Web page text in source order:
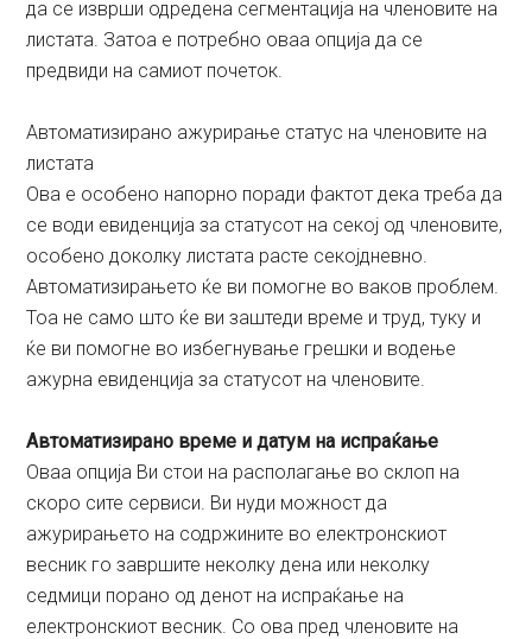
да се изврши одредена сегментација на членовите на
листата. Затоа е потребно оваа опција да се
предвиди на самиот почеток.
Автоматизирано ажурирање статус на членовите на
листата
Ова е особено напорно поради фактот дека треба да
се води евиденција за статусот на секој од членовите,
особено доколку листата расте секојдневно.
Автоматизирањето ќе ви помогне во ваков проблем.
Тоа не само што ќе ви заштеди време и труд, туку и
ќе ви помогне во избегнување грешки и водење
ажурна евиденција за статусот на членовите.
Автоматизирано време и датум на испраќање
Оваа опција Ви стои на располагање во склоп на
скоро сите сервиси. Ви нуди можност да
ажурирањето на содржините во електронскиот
весник го завршите неколку дена или неколку
седмици порано од денот на испраќање на
електронскиот весник. Со ова пред членовите на